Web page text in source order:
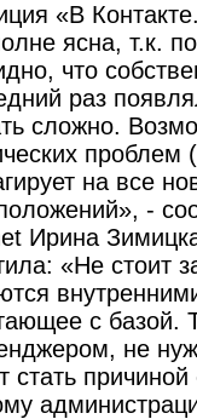
«В
ясна, т.к.
что
раз
сложно.
проблем
на все
-
Ирина
«Не стоит
с базой.
не
стать